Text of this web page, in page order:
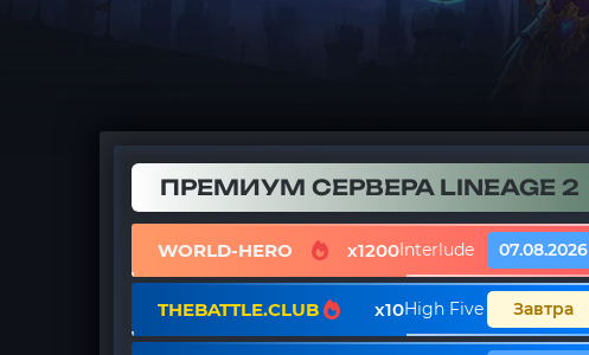
ПРЕМИУМ СЕРВЕРА LINEAGE 2
WORLD-HERO x1200Interlude 07.08.2026
THEBATTLE.CLUB x10High Five Завтра